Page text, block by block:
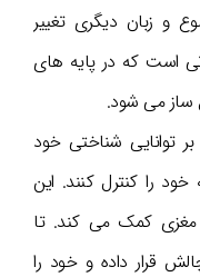
زبان دیگری تغییر
است که در پایه های
ساز می شود.
بر توانایی شناختی خود
را کنترل کنند. این
مغزی کمک می کند. تا
قرار داده و خود را